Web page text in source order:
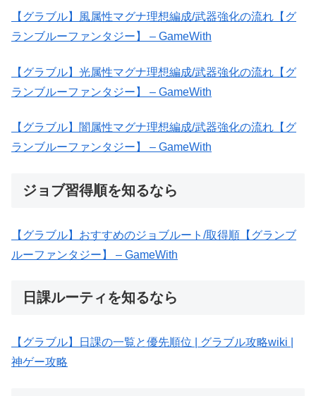
【グラブル】風属性マグナ理想編成/武器強化の流れ【グ
ランブルーファンタジー】 – GameWith
【グラブル】光属性マグナ理想編成/武器強化の流れ【グ
ランブルーファンタジー】 – GameWith
【グラブル】闇属性マグナ理想編成/武器強化の流れ【グ
ランブルーファンタジー】 – GameWith
ジョブ習得順を知るなら
【グラブル】おすすめのジョブルート/取得順【グランブ
ルーファンタジー】 – GameWith
日課ルーティを知るなら
【グラブル】日課の一覧と優先順位 | グラブル攻略wiki |
神ゲー攻略